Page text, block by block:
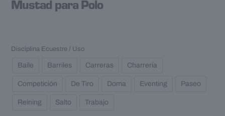
Mustad para Polo
Disciplina Ecuestre / Uso
Baile Barriles Carreras Charrería
Competición De Tiro Doma Eventing Paseo
Reining Salto Trabajo